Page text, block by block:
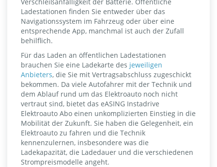
Ladestationen finden Sie entweder über das
Navigationssystem im Fahrzeug oder über eine
entsprechende App, manchmal ist auch der Zufall
behilflich.
Für das Laden an öffentlichen Ladestationen
brauchen Sie eine Ladekarte des jeweiligen
Anbieters, die Sie mit Vertragsabschluss zugeschickt
bekommen. Da viele Autofahrer mit der Technik und
dem Ablauf rund um das Elektroauto noch nicht
vertraut sind, bietet das eASING Instadrive
Elektroauto Abo einen unkomplizierten Einstieg in die
Mobilität der Zukunft. Sie haben die Gelegenheit, ein
Elektroauto zu fahren und die Technik
kennenzulernen, insbesondere was die
Ladekapazität, die Ladedauer und die verschiedenen
Strompreismodelle angeht.